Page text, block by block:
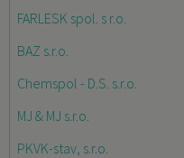
FARLESK spol. s r.o.
BAZ s.r.o.
Chemspol - D.S. s.r.o.
MJ & MJ s.r.o.
PKVK-stav, s.r.o.